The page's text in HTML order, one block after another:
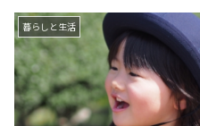
暮らしと生活